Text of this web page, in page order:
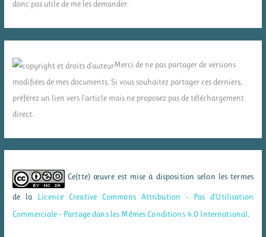
donc pas utile de me les demander.
Merci de ne pas partager de versions
modifiées de mes documents. Si vous souhaitez partager ces derniers,
préférez un lien vers l'article mais ne proposez pas de téléchargement
direct.
Ce(tte) œuvre est mise à disposition selon les termes
de la Licence Creative Commons Attribution - Pas d’Utilisation
Commerciale - Partage dans les Mêmes Conditions 4.0 International